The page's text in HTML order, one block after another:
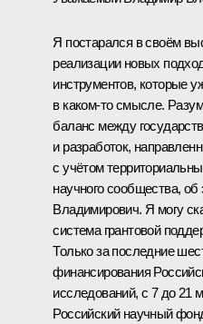
Я постарался в своём
реализации новых
инструментов, которые
в каком‑то смысле.
баланс между
и разработок,
с учётом
научного сообщества,
Владимирович. Я могу
система грантовой
Только за последние
финансирования
исследований, с 7 до 21
Российский научный